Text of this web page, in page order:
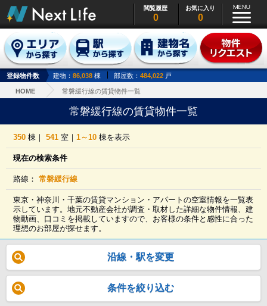
閲覧履歴
0
お気に入り
0
登録物件数 建物： 86,038 棟 部屋数： 484,022 戸
HOME 常磐緩行線の賃貸物件一覧
常磐緩行線の賃貸物件一覧
350 棟｜541 室｜1～10 棟を表示
現在の検索条件
路線：常磐緩行線
東京・神奈川・千葉の賃貸マンション・アパートの空室情報を一覧表
示しています。地元不動産会社が調査・取材した詳細な物件情報、建
物動画、口コミを掲載していますので、お客様の条件と感性に合った
理想のお部屋が探せます。
沿線・駅を変更
条件を絞り込む